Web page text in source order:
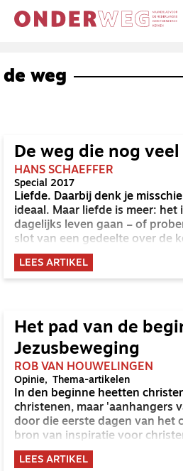
de weg
De weg die nog
HANS SCHAEFFER
Special 2017
Liefde. Daarbij denk je
ideaal. Maar liefde is meer: het
dagelijks leven gaan – of
slot van een gedeelte over de
liefde een weg ‘die nog veel
12:31). In de kerk zijn zo veel
talenten, zo veel dynamiek en
LEES ARTIKEL
Het pad van de
Jezusbeweging
ROB VAN HOUWELINGEN
Opinie Thema-artikelen
In den beginne heetten
christenen, maar 'aanhangers
door die eerste dagen van het
bron van inspiratie voor
altijd hetzelfde spoor volgen,
koninkrijk.
LEES ARTIKEL